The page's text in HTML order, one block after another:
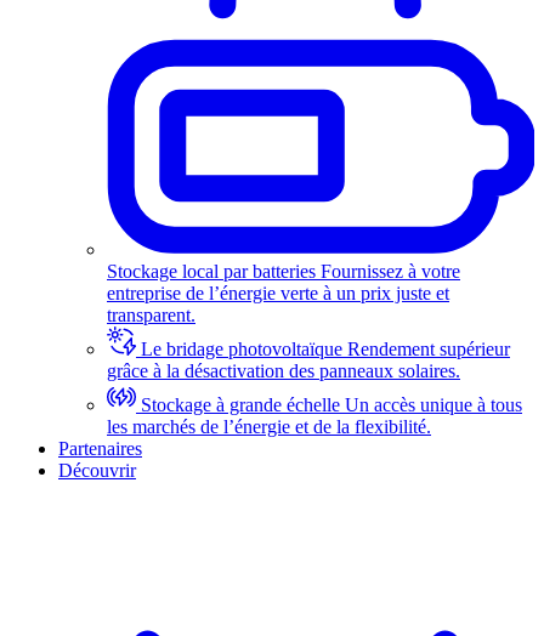
Stockage local par batteries Fournissez à votre
entreprise de l’énergie verte à un prix juste et
transparent.
Le bridage photovoltaïque Rendement supérieur
grâce à la désactivation des panneaux solaires.
Stockage à grande échelle Un accès unique à tous
les marchés de l’énergie et de la flexibilité.
Partenaires
Découvrir